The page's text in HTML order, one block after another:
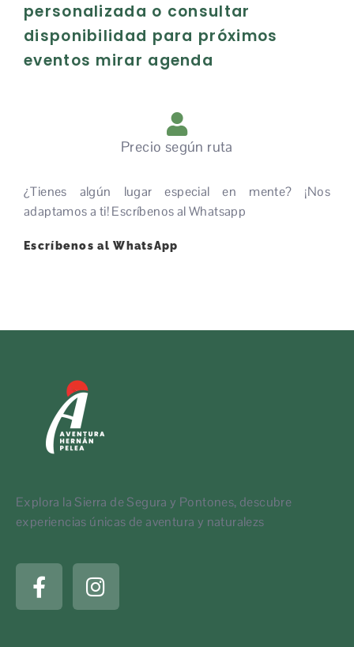
personalizada o consultar
disponibilidad para próximos
eventos mirar agenda
Precio según ruta
¿Tienes algún lugar especial en mente? ¡Nos
adaptamos a ti! Escríbenos al Whatsapp
Escríbenos al WhatsApp ​
Explora la Sierra de Segura y Pontones, descubre
experiencias únicas de aventura y naturalezs